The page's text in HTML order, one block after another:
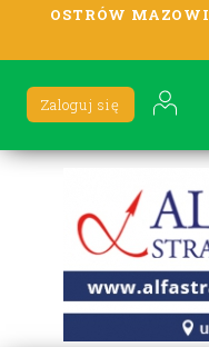
OSTRÓW
Zaloguj się